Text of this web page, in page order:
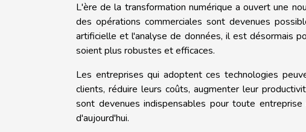
L'ère de la transformation numérique a ouvert une
des opérations commerciales sont devenues
artificielle et l'analyse de données, il est désormais
soient plus robustes et efficaces.
Les entreprises qui adoptent ces technologies
clients, réduire leurs coûts, augmenter leur
sont devenues indispensables pour toute
d'aujourd'hui.